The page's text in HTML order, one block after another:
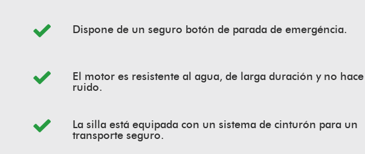
Dispone de un seguro botón de parada de emergéncia.
El motor es resistente al agua, de larga duración y no hace
ruido.
La silla está equipada con un sistema de cinturón para un
transporte seguro.